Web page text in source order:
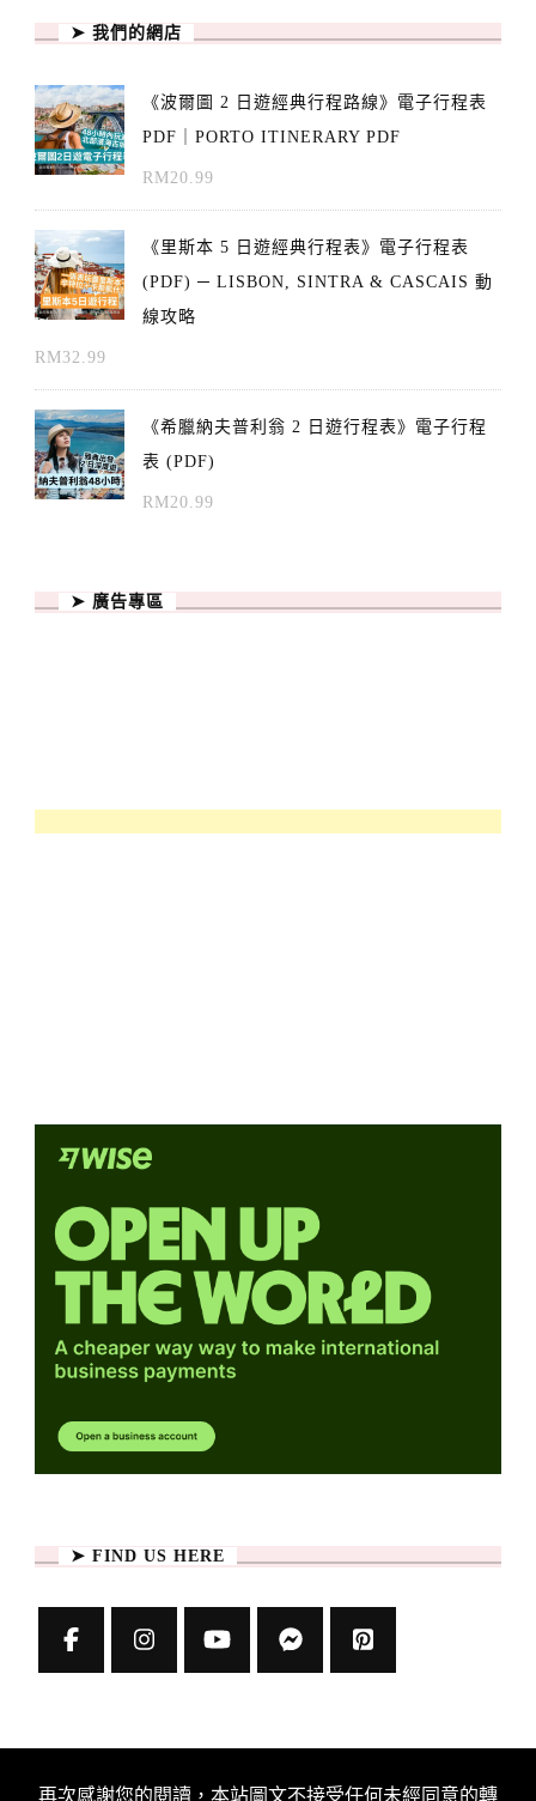
➤ 我們的網店
《波爾圖 2 日遊經典行程路線》電子行程表
PDF｜PORTO ITINERARY PDF
RM20.99
《里斯本 5 日遊經典行程表》電子行程表
(PDF) ─ LISBON, SINTRA & CASCAIS 動
線攻略
RM32.99
《希臘納夫普利翁 2 日遊行程表》電子行程
表 (PDF)
RM20.99
➤ 廣告專區
➤ FIND US HERE
再次感謝您的閱讀，本站圖文不接受任何未經同意的轉